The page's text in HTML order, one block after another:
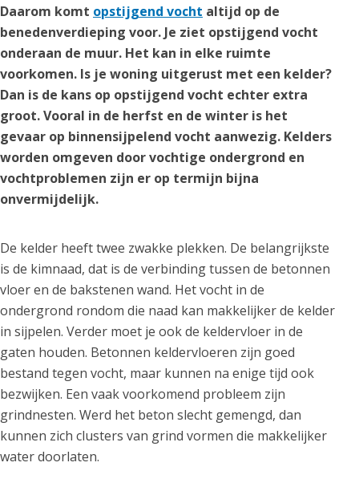
Daarom komt opstijgend vocht altijd op de
benedenverdieping voor. Je ziet opstijgend vocht
onderaan de muur. Het kan in elke ruimte
voorkomen. Is je woning uitgerust met een kelder?
Dan is de kans op opstijgend vocht echter extra
groot. Vooral in de herfst en de winter is het
gevaar op binnensijpelend vocht aanwezig. Kelders
worden omgeven door vochtige ondergrond en
vochtproblemen zijn er op termijn bijna
onvermijdelijk.
De kelder heeft twee zwakke plekken. De belangrijkste
is de kimnaad, dat is de verbinding tussen de betonnen
vloer en de bakstenen wand. Het vocht in de
ondergrond rondom die naad kan makkelijker de kelder
in sijpelen. Verder moet je ook de keldervloer in de
gaten houden. Betonnen keldervloeren zijn goed
bestand tegen vocht, maar kunnen na enige tijd ook
bezwijken. Een vaak voorkomend probleem zijn
grindnesten. Werd het beton slecht gemengd, dan
kunnen zich clusters van grind vormen die makkelijker
water doorlaten.